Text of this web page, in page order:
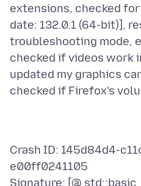
extensions, checked
date: 132.0.1 (64-bit)],
troubleshooting mode,
checked if videos work
updated my graphics
Crash ID: 145d84d4-
e00ff0241105
Signature: [@